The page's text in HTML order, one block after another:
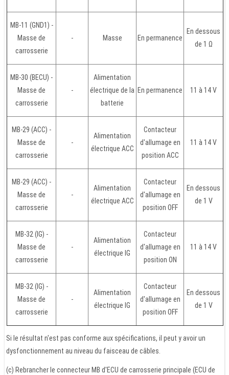
MB-11 (GND1) -
Masse de
carrosserie
- Masse En permanence
En dessous
de 1 Ω
MB-30 (BECU) -
Masse de
carrosserie
-
Alimentation
électrique de la
batterie
En permanence 11 à 14 V
MB-29 (ACC) -
Masse de
carrosserie
-
Alimentation
électrique ACC
Contacteur
d'allumage en
position ACC
11 à 14 V
MB-29 (ACC) -
Masse de
carrosserie
-
Alimentation
électrique ACC
Contacteur
d'allumage en
position OFF
En dessous
de 1 V
MB-32 (IG) -
Masse de
carrosserie
-
Alimentation
électrique IG
Contacteur
d'allumage en
position ON
11 à 14 V
MB-32 (IG) -
Masse de
carrosserie
-
Alimentation
électrique IG
Contacteur
d'allumage en
position OFF
En dessous
de 1 V
Si le résultat n'est pas conforme aux spécifications, il peut y avoir un
dysfonctionnement au niveau du faisceau de câbles.
(c) Rebrancher le connecteur MB d'ECU de carrosserie principale (ECU de